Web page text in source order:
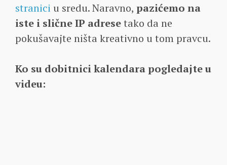
stranici u sredu. Naravno, pazićemo na
iste i slične IP adresetako da ne
pokušavajte ništa kreativno u tom pravcu.
Ko su dobitnici kalendara pogledajte u
videu: